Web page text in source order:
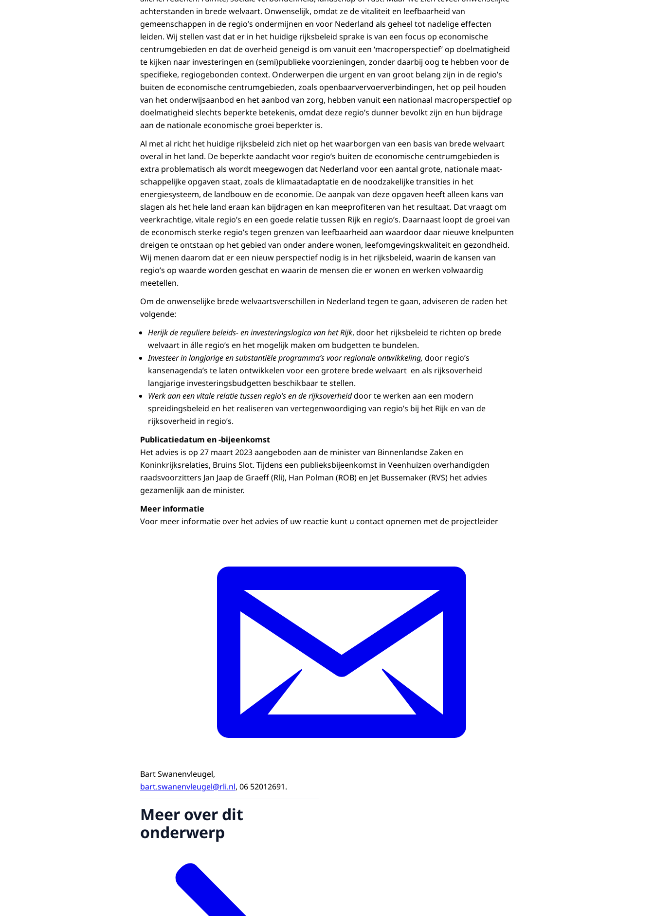
achter­standen in brede welvaart. Onwenselijk, omdat ze de vitaliteit en leefbaar­heid van
gemeenschappen in de regio’s ondermijnen en voor Nederland als geheel tot nadelige effecten
leiden. Wij stellen vast dat er in het huidige rijksbeleid sprake is van een focus op economische
centrumgebieden en dat de over­heid geneigd is om vanuit een ‘macroperspectief’ op doelmatigheid
te kijken naar investeringen en (semi)publieke voorzieningen, zonder daarbij oog te hebben voor de
specifieke, regiogebonden context. Onderwerpen die urgent en van groot belang zijn in de regio’s
buiten de economische centrumgebieden, zoals openbaarvervoerverbindingen, het op peil houden
van het onderwijsaanbod en het aanbod van zorg, hebben vanuit een natio­naal macroperspectief op
doelmatigheid slechts beperkte betekenis, omdat deze regio’s dunner bevolkt zijn en hun bijdrage
aan de nationale economi­sche groei beperkter is.
Al met al richt het huidige rijksbeleid zich niet op het waarborgen van een basis van brede welvaart
overal in het land. De beperkte aandacht voor regio’s buiten de economische centrumgebieden is
extra problematisch als wordt meegewogen dat Nederland voor een aantal grote, nationale maat­
schappelijke opgaven staat, zoals de klimaatadaptatie en de noodzakelijke transities in het
energiesysteem, de landbouw en de economie. De aanpak van deze opgaven heeft alleen kans van
slagen als het hele land eraan kan bijdragen en kan meeprofiteren van het resultaat. Dat vraagt om
veerkrach­tige, vitale regio’s en een goede relatie tussen Rijk en regio’s. Daarnaast loopt de groei van
de economisch sterke regio’s tegen grenzen van leefbaar­heid aan waardoor daar nieuwe knelpunten
dreigen te ontstaan op het gebied van onder andere wonen, leefomgevingskwaliteit en gezondheid.
Wij menen daarom dat er een nieuw perspectief nodig is in het rijksbeleid, waarin de kansen van
regio’s op waarde worden geschat en waarin de mensen die er wonen en werken volwaardig
meetellen.
Om de onwenselijke brede welvaartsverschillen in Nederland tegen te gaan, adviseren de raden het
volgende:
Herijk de reguliere beleids- en investeringslogica van het Rijk, door het rijksbeleid te richten op brede
welvaart in álle regio’s en het mogelijk maken om budgetten te bundelen.
Investeer in langjarige en substantiële programma’s voor regionale ontwikkeling, door regio’s
kansenagenda’s te laten ontwikkelen voor een grotere brede welvaart en als rijksoverheid
langjarige investeringsbudgetten beschikbaar te stellen.
Werk aan een vitale relatie tussen regio’s en de rijksoverheiddoor te werken aan een modern
spreidingsbeleid en het realiseren van vertegenwoordiging van regio’s bij het Rijk en van de
rijksoverheid in regio’s.
Publicatiedatum en -bijeenkomst
Het advies is op 27 maart 2023 aangeboden aan de minister van Binnenlandse Zaken en
Koninkrijksrelaties, Bruins Slot. Tijdens een publieksbijeenkomst in Veenhuizen overhandigden
raadsvoorzitters Jan Jaap de Graeff (Rli), Han Polman (ROB) en Jet Bussemaker (RVS) het advies
gezamenlijk aan de minister.
Meer informatie
Voor meer informatie over het advies of uw reactie kunt u contact opnemen met de projectleider
Bart Swanenvleugel,
bart.swanenvleugel@rli.nl, 06 52012691.
Meer over dit
onderwerp